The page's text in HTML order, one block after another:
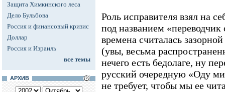
Защита Химкинского леса
Дело Бульбова
Россия и финансовый кризис
Доллар
Россия и Израиль
все темы
АРХИВ
Роль исправителя взял на
под названием
времена считалась
(увы, весьма
нечего есть бедолаге, ну
русский очередную «Оду
не требует, чтобы мы ее